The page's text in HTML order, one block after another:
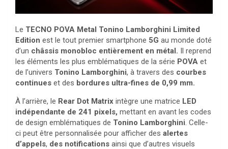
Le TECNO POVA Metal Tonino Lamborghini Limited
Edition est le tout premier smartphone 5G au monde doté
d’un châssis monobloc entièrement en métal. Il reprend
les éléments les plus emblématiques de la série POVA et
de l’univers Tonino Lamborghini, à travers des courbes
continues et des bordures ultra-fines de 0,99 mm.
À l’arrière, le Rear Dot Matrix intègre une matrice LED
indépendante de 241 pixels, mettant en avant les codes
de design emblématiques de Tonino Lamborghini. Celle-
ci peut être personnalisée pour afficher des alertes
d’appels, des notifications ainsi que d’autres visuels